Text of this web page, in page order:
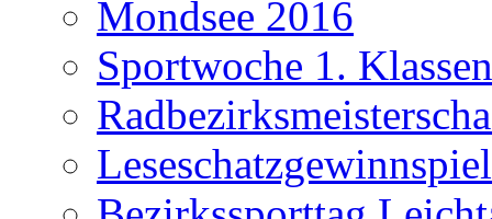
Mondsee 2016
Sportwoche 1.